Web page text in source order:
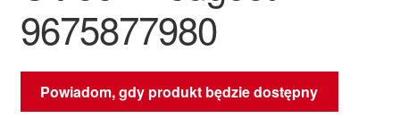
9675877980
Powiadom, gdy produkt będzie dostępny